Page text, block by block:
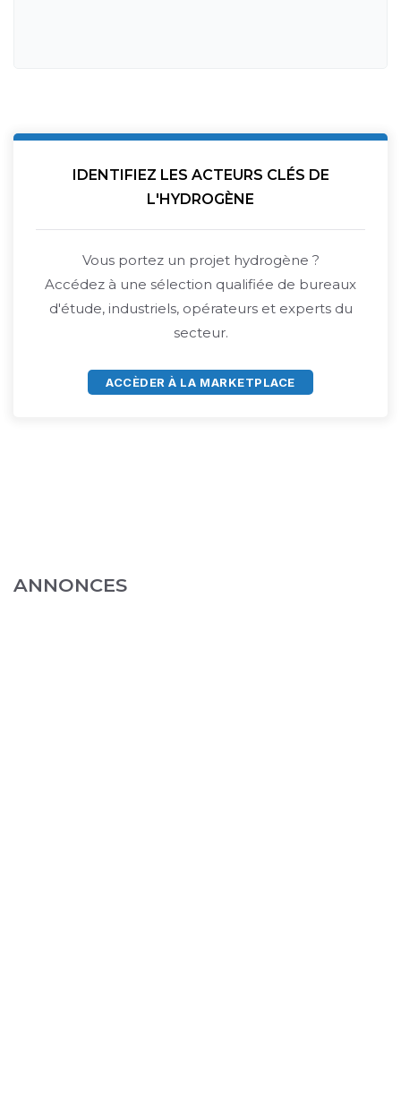
IDENTIFIEZ LES ACTEURS CLÉS DE
L'HYDROGÈNE
Vous portez un projet hydrogène ?
Accédez à une sélection qualifiée de bureaux
d'étude, industriels, opérateurs et experts du
secteur.
ACCÈDER À LA MARKETPLACE
ANNONCES